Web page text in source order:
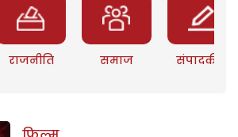
राजनीति समाज संपादकीय